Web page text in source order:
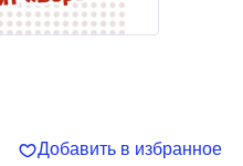
Добавить в избранное